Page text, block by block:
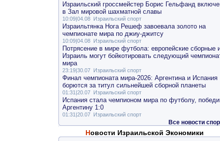
Израильский гроссмейстер Борис Гельфанд
в Зал мировой шахматной славы
10:09|04.08 Израильский спорт
Израильтянка Нога Решеф завоевала золото на
чемпионате мира по джиу-джитсу
10:09|04.08 Израильский спорт
Потрясение в мире футбола: европейские сборные
Израиль могут бойкотировать следующий
мира
23:19|30.07 Израильский спорт
Финал чемпионата мира-2026: Аргентина и Испания
борются за титул сильнейшей сборной планеты
01:31|20.07 Израильский спорт
Испания стала чемпионом мира по футболу,
Аргентину 1:0
01:31|20.07 Израильский спорт
Все новости
Новости Израильской Экономики